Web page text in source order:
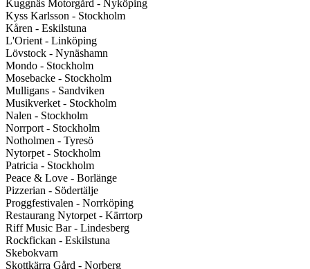
Kuggnäs Motorgård - Nyköping
Kyss Karlsson - Stockholm
Kåren - Eskilstuna
L'Orient - Linköping
Lövstock - Nynäshamn
Mondo - Stockholm
Mosebacke - Stockholm
Mulligans - Sandviken
Musikverket - Stockholm
Nalen - Stockholm
Norrport - Stockholm
Notholmen - Tyresö
Nytorpet - Stockholm
Patricia - Stockholm
Peace & Love - Borlänge
Pizzerian - Södertälje
Proggfestivalen - Norrköping
Restaurang Nytorpet - Kärrtorp
Riff Music Bar - Lindesberg
Rockfickan - Eskilstuna
Skebokvarn
Skottkärra Gård - Norberg